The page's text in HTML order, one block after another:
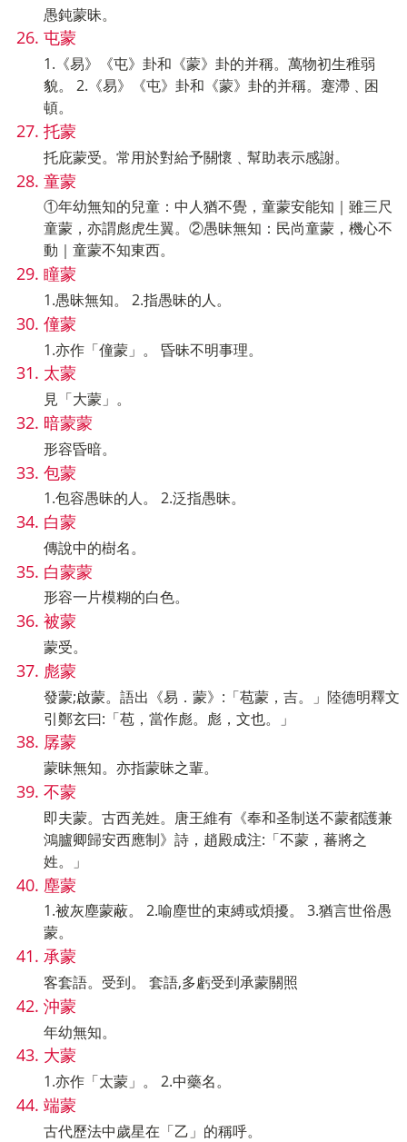
愚鈍蒙昧。
屯蒙
1.《易》《屯》卦和《蒙》卦的并稱。萬物初生稚弱
貌。 2.《易》《屯》卦和《蒙》卦的并稱。蹇滯﹑困
頓。
托蒙
托庇蒙受。常用於對給予關懷﹑幫助表示感謝。
童蒙
①年幼無知的兒童：中人猶不覺，童蒙安能知｜雖三尺
童蒙，亦謂彪虎生翼。②愚昧無知：民尚童蒙，機心不
動｜童蒙不知東西。
瞳蒙
1.愚昧無知。 2.指愚昧的人。
僮蒙
1.亦作「僮蒙」。 昏昧不明事理。
太蒙
見「大蒙」。
暗蒙蒙
形容昏暗。
包蒙
1.包容愚昧的人。 2.泛指愚昧。
白蒙
傳說中的樹名。
白蒙蒙
形容一片模糊的白色。
被蒙
蒙受。
彪蒙
發蒙;啟蒙。語出《易．蒙》:「苞蒙，吉。」陸德明釋文
引鄭玄曰:「苞，當作彪。彪，文也。」
孱蒙
蒙昧無知。亦指蒙昧之輩。
不蒙
即夫蒙。古西羌姓。唐王維有《奉和圣制送不蒙都護兼
鴻臚卿歸安西應制》詩，趙殿成注:「不蒙，蕃將之
姓。」
塵蒙
1.被灰塵蒙蔽。 2.喻塵世的束縛或煩擾。 3.猶言世俗愚
蒙。
承蒙
客套語。受到。 套語,多虧受到承蒙關照
沖蒙
年幼無知。
大蒙
1.亦作「太蒙」。 2.中藥名。
端蒙
古代歷法中歲星在「乙」的稱呼。